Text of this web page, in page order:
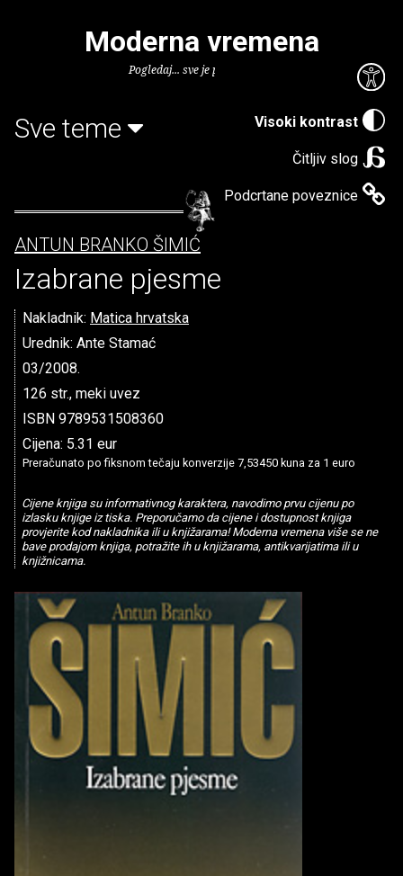
Visoki kontrast
Čitljiv slog
Podcrtane poveznice
Moderna vremena
Pogledaj... sve je puno knjiga.
Sve teme
ANTUN BRANKO ŠIMIĆ
Izabrane pjesme
Nakladnik: Matica hrvatska
Urednik: Ante Stamać
03/2008.
126 str., meki uvez
ISBN 9789531508360
Cijena: 5.31 eur
Preračunato po fiksnom tečaju konverzije 7,53450 kuna za 1 euro
Cijene knjiga su informativnog karaktera, navodimo prvu cijenu po
izlasku knjige iz tiska. Preporučamo da cijene i dostupnost knjiga
provjerite kod nakladnika ili u knjižarama! Moderna vremena više se ne
bave prodajom knjiga, potražite ih u knjižarama, antikvarijatima ili u
knjižnicama.